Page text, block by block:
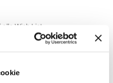
alla Wish List
prodotto Stampa